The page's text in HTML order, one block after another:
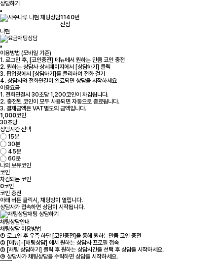
상담하기
1140번
신점
나현
채팅상담
이용방법 (모바일 기준)
1. 로그인 후, [코인충전] 메뉴에서 원하는 만큼 코인 충전
2. 원하는 상담사 상세페이지에서 [상담하기] 클릭
3. 팝업창에서 [상담하기]를 클리하여 전화 걸기
4. 상담사와 전화연결이 완료되면 상담을 시작하세요
이용요금
1. 전화연결시 30초당 1,200코인이 차감됩니다.
2. 충전된 코인이 모두 사용되면 자동으로 종료됩니다.
3. 결제금액은 VAT별도의 금액입니다.
1,000코인
30초당
상담시간 선택
15분
30분
45분
60분
나의 보유코인
코인
차감되는 코인
0코인
코인 충전
아래 버튼 클릭시, 채팅방이 열립니다.
상담사가 접속하면 상담이 시작됩니다.
채팅 상담하기
채팅상담안내
채팅상담 이용방법
① 로그인 후 우측 하단 [코인충전]을 통해 원하는만큼 코인 충전
② [메뉴]-[채팅상담] 에서 원하는 상담사 프로필 접속
③ [채팅 상담하기] 클릭 후 원하는 상담시간을 선택 후 상담을 시작하세요.
④ 상담사가 채팅상담을 수락하면 상담을 시작하세요.